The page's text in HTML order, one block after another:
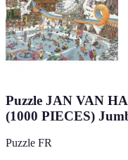
Puzzle JAN VAN
(1000 PIECES)
Puzzle FR